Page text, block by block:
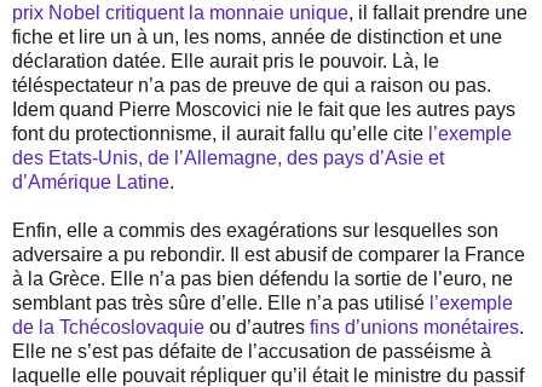
prix Nobel critiquent la monnaie unique, il fallait prendre une
fiche et lire un à un, les noms, année de distinction et une
déclaration datée. Elle aurait pris le pouvoir. Là, le
téléspectateur n’a pas de preuve de qui a raison ou pas.
Idem quand Pierre Moscovici nie le fait que les autres pays
font du protectionnisme, il aurait fallu qu’elle cite l’exemple
des Etats-Unis, de l’Allemagne, des pays d’Asie et
d’Amérique Latine.
Enfin, elle a commis des exagérations sur lesquelles son
adversaire a pu rebondir. Il est abusif de comparer la France
à la Grèce. Elle n’a pas bien défendu la sortie de l’euro, ne
semblant pas très sûre d’elle. Elle n’a pas utilisé l’exemple
de la Tchécoslovaquie ou d’autres fins d’unions monétaires.
Elle ne s’est pas défaite de l’accusation de passéisme à
laquelle elle pouvait répliquer qu’il était le ministre du passif